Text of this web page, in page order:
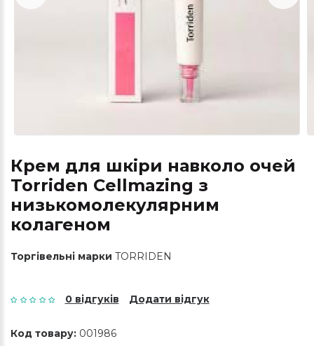
Крем для шкіри навколо очей
Torriden Cellmazing з
низькомолекулярним
колагеном
Торгівельні марки TORRIDEN
0 відгуків Додати відгук
Код товару: 001986